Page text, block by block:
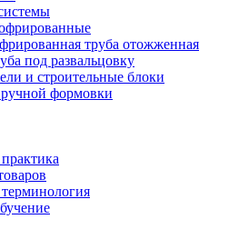
труба отожженная
под развальцовку
и строительные блоки
формовки